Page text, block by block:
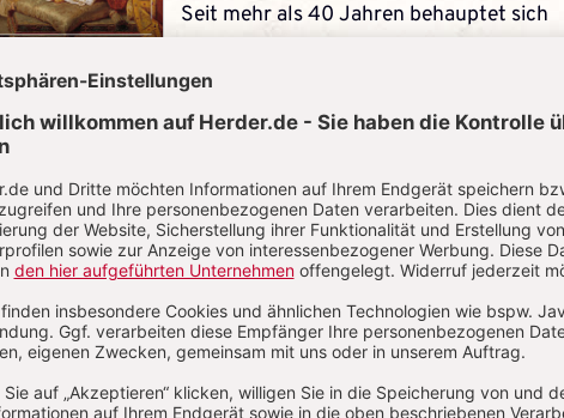
Seit mehr als 40 Jahren behauptet sich
von Anfang an: Geschichte darf Spaß
machen – bei aller notwendigen
JETZT GRATIS TESTEN